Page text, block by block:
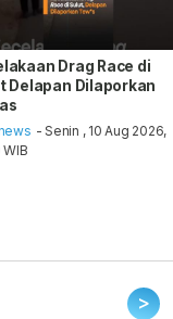
Drag Race di
Delapan Dilaporkan
- Senin , 10 Aug 2026,
WIB
>